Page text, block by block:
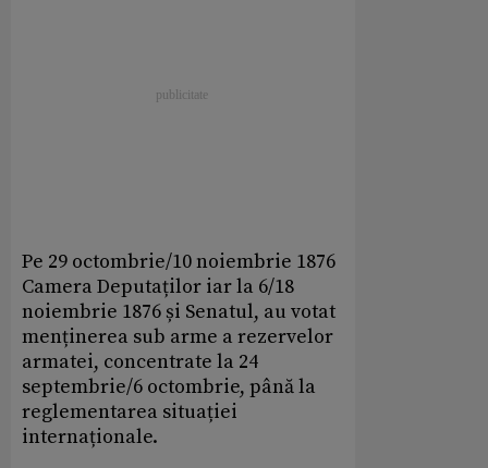
Pe 29 octombrie/10 noiembrie 1876
Camera Deputaților iar la 6/18
noiembrie 1876 și Senatul, au votat
menținerea sub arme a rezervelor
armatei, concentrate la 24
septembrie/6 octombrie, până la
reglementarea situației
internaționale.